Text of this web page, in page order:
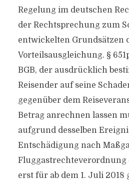
Regelung im deutschen
der Rechtsprechung zum
entwickelten Grundsätzen
Vorteilsausgleichung. §
BGB, der ausdrücklich
Reisender auf seine
gegenüber dem
Betrag anrechnen lassen
aufgrund desselben
Entschädigung nach
erst für ab dem 1. Juli 2018